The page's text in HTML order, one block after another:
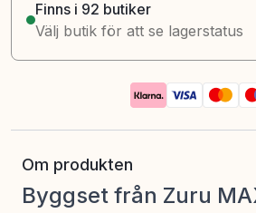
Finns i 92 butiker
Välj butik för att se lagerstatus
Om produkten
Byggset från Zuru